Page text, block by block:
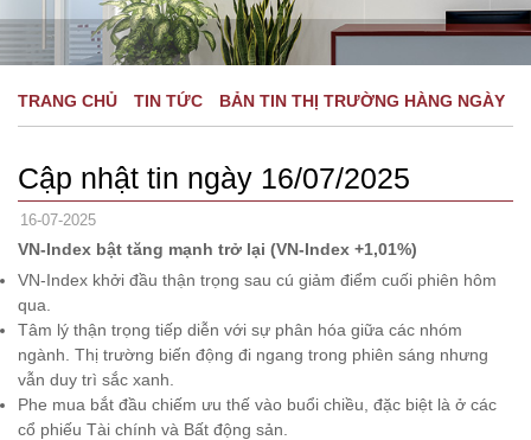
TRANG CHỦ TIN TỨC BẢN TIN THỊ TRƯỜNG HÀNG NGÀY
Cập nhật tin ngày 16/07/2025
16-07-2025
VN-Index bật tăng mạnh trở lại (VN-Index +1,01%)
VN-Index khởi đầu thận trọng sau cú giảm điểm cuối phiên hôm
qua.
Tâm lý thận trọng tiếp diễn với sự phân hóa giữa các nhóm
ngành. Thị trường biến động đi ngang trong phiên sáng nhưng
vẫn duy trì sắc xanh.
Phe mua bắt đầu chiếm ưu thế vào buổi chiều, đặc biệt là ở các
cổ phiếu Tài chính và Bất động sản.